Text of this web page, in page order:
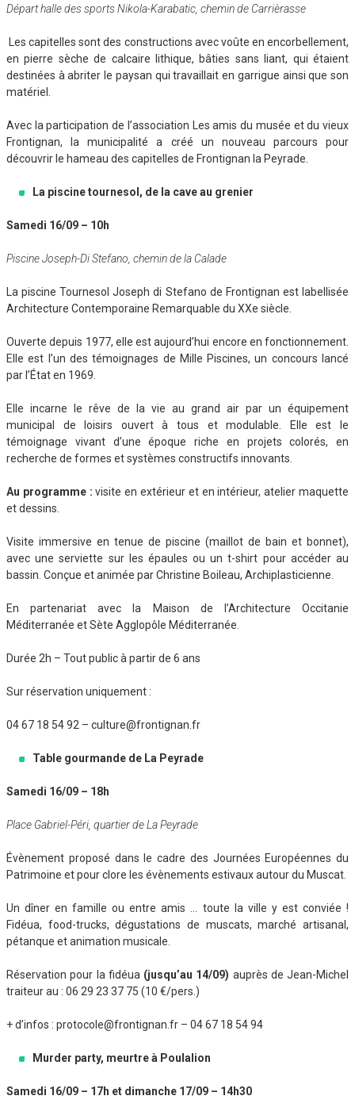
Départ halle des sports Nikola-Karabatic, chemin de Carrièrasse
Les capitelles sont des constructions avec voûte en encorbellement,
en pierre sèche de calcaire lithique, bâties sans liant, qui étaient
destinées à abriter le paysan qui travaillait en garrigue ainsi que son
matériel.
Avec la participation de l’association Les amis du musée et du vieux
Frontignan, la municipalité a créé un nouveau parcours pour
découvrir le hameau des capitelles de Frontignan la Peyrade.
La piscine tournesol, de la cave au grenier
Samedi 16/09 – 10h
Piscine Joseph-Di Stefano, chemin de la Calade
La piscine Tournesol Joseph di Stefano de Frontignan est labellisée
Architecture Contemporaine Remarquable du XXe siècle.
Ouverte depuis 1977, elle est aujourd’hui encore en fonctionnement.
Elle est l’un des témoignages de Mille Piscines, un concours lancé
par l’État en 1969.
Elle incarne le rêve de la vie au grand air par un équipement
municipal de loisirs ouvert à tous et modulable. Elle est le
témoignage vivant d’une époque riche en projets colorés, en
recherche de formes et systèmes constructifs innovants.
Au programme : visite en extérieur et en intérieur, atelier maquette
et dessins.
Visite immersive en tenue de piscine (maillot de bain et bonnet),
avec une serviette sur les épaules ou un t-shirt pour accéder au
bassin. Conçue et animée par Christine Boileau, Archiplasticienne.
En partenariat avec la Maison de l’Architecture Occitanie
Méditerranée et Sète Agglopôle Méditerranée.
Durée 2h – Tout public à partir de 6 ans
Sur réservation uniquement :
04 67 18 54 92 – culture@frontignan.fr
Table gourmande de La Peyrade
Samedi 16/09 – 18h
Place Gabriel-Péri, quartier de La Peyrade
Évènement proposé dans le cadre des Journées Européennes du
Patrimoine et pour clore les évènements estivaux autour du Muscat.
Un dîner en famille ou entre amis … toute la ville y est conviée !
Fidéua, food-trucks, dégustations de muscats, marché artisanal,
pétanque et animation musicale.
Réservation pour la fidéua (jusqu’au 14/09) auprès de Jean-Michel
traiteur au : 06 29 23 37 75 (10 €/pers.)
+ d’infos : protocole@frontignan.fr – 04 67 18 54 94
Murder party, meurtre à Poulalion
Samedi 16/09 – 17h et dimanche 17/09 – 14h30